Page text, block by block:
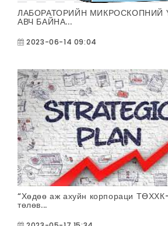
ЛАБОРАТОРИЙН МИКРОСКОПНИЙ
АВЧ БАЙНА...
2023-06-14 09:04
“Хөдөө аж ахуйн корпораци
төлөв...